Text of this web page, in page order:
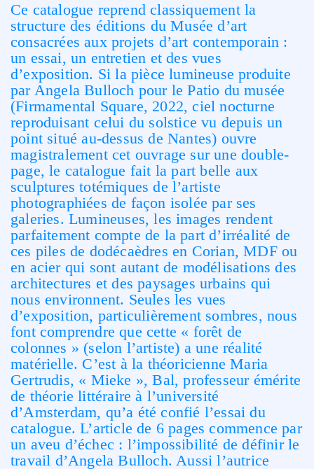
Ce catalogue reprend classiquement la
structure des éditions du Musée d’art
consacrées aux projets d’art contemporain :
un essai, un entretien et des vues
d’exposition. Si la pièce lumineuse produite
par Angela Bulloch pour le Patio du musée
(Firmamental Square, 2022, ciel nocturne
reproduisant celui du solstice vu depuis un
point situé au-dessus de Nantes) ouvre
magistralement cet ouvrage sur une double-
page, le catalogue fait la part belle aux
sculptures totémiques de l’artiste
photographiées de façon isolée par ses
galeries. Lumineuses, les images rendent
parfaitement compte de la part d’irréalité de
ces piles de dodécaèdres en Corian, MDF ou
en acier qui sont autant de modélisations des
architectures et des paysages urbains qui
nous environnent. Seules les vues
d’exposition, particulièrement sombres, nous
font comprendre que cette « forêt de
colonnes » (selon l’artiste) a une réalité
matérielle. C’est à la théoricienne Maria
Gertrudis, « Mieke », Bal, professeur émérite
de théorie littéraire à l’université
d’Amsterdam, qu’a été confié l’essai du
catalogue. L’article de 6 pages commence par
un aveu d’échec : l’impossibilité de définir le
travail d’Angela Bulloch. Aussi l’autrice